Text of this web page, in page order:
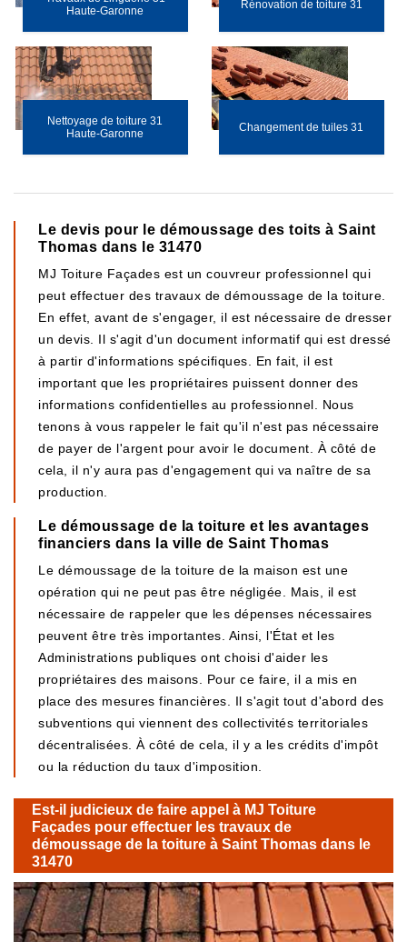
Haute-Garonne
Rénovation de toiture 31
Nettoyage de toiture 31
Haute-Garonne
Changement de tuiles 31
Le devis pour le démoussage des toits à Saint
Thomas dans le 31470
MJ Toiture Façades est un couvreur professionnel qui
peut effectuer des travaux de démoussage de la toiture.
En effet, avant de s'engager, il est nécessaire de dresser
un devis. Il s'agit d'un document informatif qui est dressé
à partir d'informations spécifiques. En fait, il est
important que les propriétaires puissent donner des
informations confidentielles au professionnel. Nous
tenons à vous rappeler le fait qu'il n'est pas nécessaire
de payer de l'argent pour avoir le document. À côté de
cela, il n'y aura pas d'engagement qui va naître de sa
production.
Le démoussage de la toiture et les avantages
financiers dans la ville de Saint Thomas
Le démoussage de la toiture de la maison est une
opération qui ne peut pas être négligée. Mais, il est
nécessaire de rappeler que les dépenses nécessaires
peuvent être très importantes. Ainsi, l'État et les
Administrations publiques ont choisi d'aider les
propriétaires des maisons. Pour ce faire, il a mis en
place des mesures financières. Il s'agit tout d'abord des
subventions qui viennent des collectivités territoriales
décentralisées. À côté de cela, il y a les crédits d'impôt
ou la réduction du taux d'imposition.
Est-il judicieux de faire appel à MJ Toiture
Façades pour effectuer les travaux de
démoussage de la toiture à Saint Thomas dans le
31470